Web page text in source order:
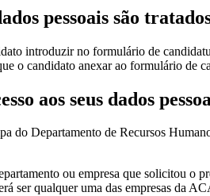
pessoais são
introduzir no formulário de
o candidato anexar ao formulário de
aos seus dados
do Departamento de Recursos
ou empresa que solicitou o
ser qualquer uma das empresas da